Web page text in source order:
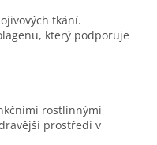
tkání.
který podporuje
rostlinnými
prostředí v